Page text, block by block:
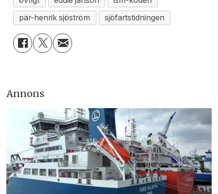
pär-henrik sjöström
sjöfartstidningen
Annons